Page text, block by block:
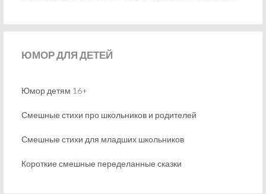
ЮМОРДЛЯ ДЕТЕЙ
Юмор детям 16+
Смешные стихи про школьников и родителей
Смешные стихи для младших школьников
Короткие смешные переделанные сказки